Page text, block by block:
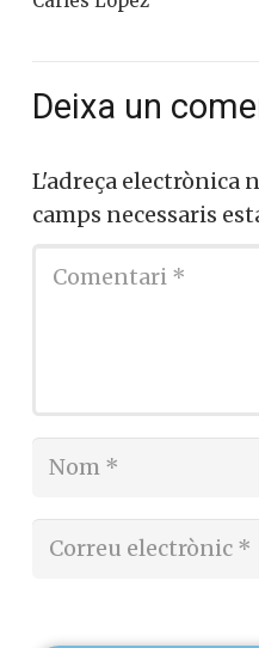
Deixa un
L'adreça electrònica
camps necessaris